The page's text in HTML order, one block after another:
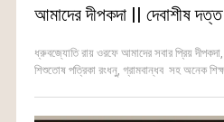
আমাদের দীপকদা || দেবাশীষ
ধ্রুবজ্যোতি রায় ওরফে আমাদের সবার প্রিয়
শিশুতোষ পত্রিকা রংধনু, গ্রামবান্ধব সহ অনেক